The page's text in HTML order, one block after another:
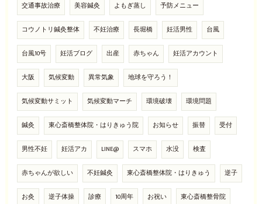
交通事故治療 美容鍼灸 よもぎ蒸し 予防メニュー
コウノトリ鍼灸整体 不妊治療 長堀橋 妊活男性 台風
台風10号 妊活ブログ 出産 赤ちゃん 妊活アカウント
大阪 気候変動 異常気象 地球を守ろう！
気候変動サミット 気候変動マーチ 環境破壊 環境問題
鍼灸 東心斎橋整体院・はりきゅう院 お知らせ 振替 受付
男性不妊 妊活アカ LINE@ スマホ 水没 検査
赤ちゃんが欲しい 不妊鍼灸 東心斎橋整体院・はりきゅう 逆子
お灸 逆子体操 診療 10周年 お祝い 東心斎橋整骨院